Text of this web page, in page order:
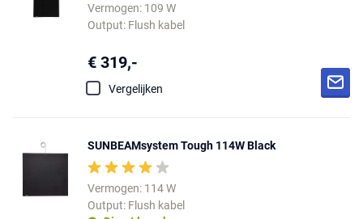
Vermogen: 109 W
Output: Flush kabel
€ 319,-
Vergelijken
SUNBEAMsystem Tough 114W Black
Vermogen: 114 W
Output: Flush kabel